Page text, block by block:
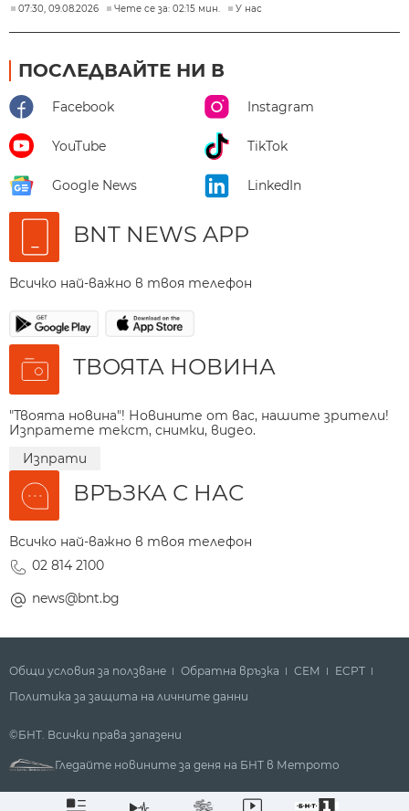
07:30, 09.08.2026 Чете се за: 02:15 мин. У нас
ПОСЛЕДВАЙТЕ НИ В
Facebook Instagram
YouTube TikTok
Google News LinkedIn
BNT NEWS APP
Всичко най-важно в твоя телефон
ТВОЯТА НОВИНА
"Твоята новина"! Новините от вас, нашите зрители!
Изпратете текст, снимки, видео.
Изпрати
ВРЪЗКА С НАС
Всичко най-важно в твоя телефон
02 814 2100
news@bnt.bg
Общи условия за ползване Обратна връзка СЕМ
ECPT
Политика за защита на личните данни
©БНТ. Всички права запазени
Гледайте новините за деня на БНТ в Метрото